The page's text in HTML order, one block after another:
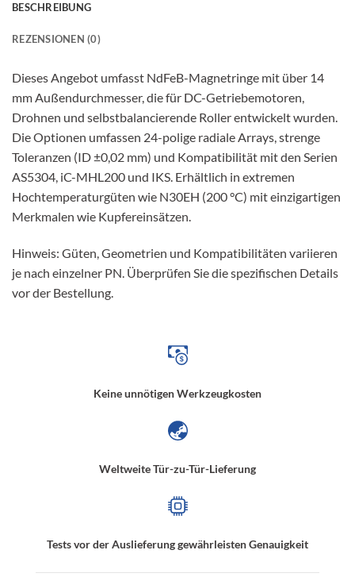
BESCHREIBUNG
REZENSIONEN (0)
Dieses Angebot umfasst NdFeB-Magnetringe mit über 14
mm Außendurchmesser, die für DC-Getriebemotoren,
Drohnen und selbstbalancierende Roller entwickelt wurden.
Die Optionen umfassen 24-polige radiale Arrays, strenge
Toleranzen (ID ±0,02 mm) und Kompatibilität mit den Serien
AS5304, iC-MHL200 und IKS. Erhältlich in extremen
Hochtemperaturgüten wie N30EH (200 °C) mit einzigartigen
Merkmalen wie Kupfereinsätzen.
Hinweis: Güten, Geometrien und Kompatibilitäten variieren
je nach einzelner PN. Überprüfen Sie die spezifischen Details
vor der Bestellung.
Keine unnötigen Werkzeugkosten
Weltweite Tür-zu-Tür-Lieferung
Tests vor der Auslieferung gewährleisten Genauigkeit